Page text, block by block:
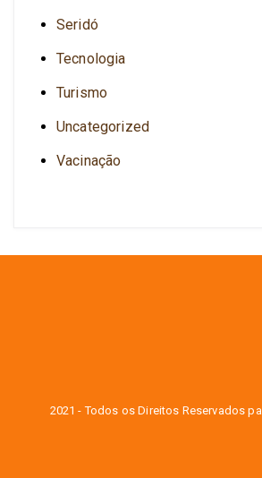
Seridó
Tecnologia
Turismo
Uncategorized
Vacinação
2021 - Todos os Direitos Reservados